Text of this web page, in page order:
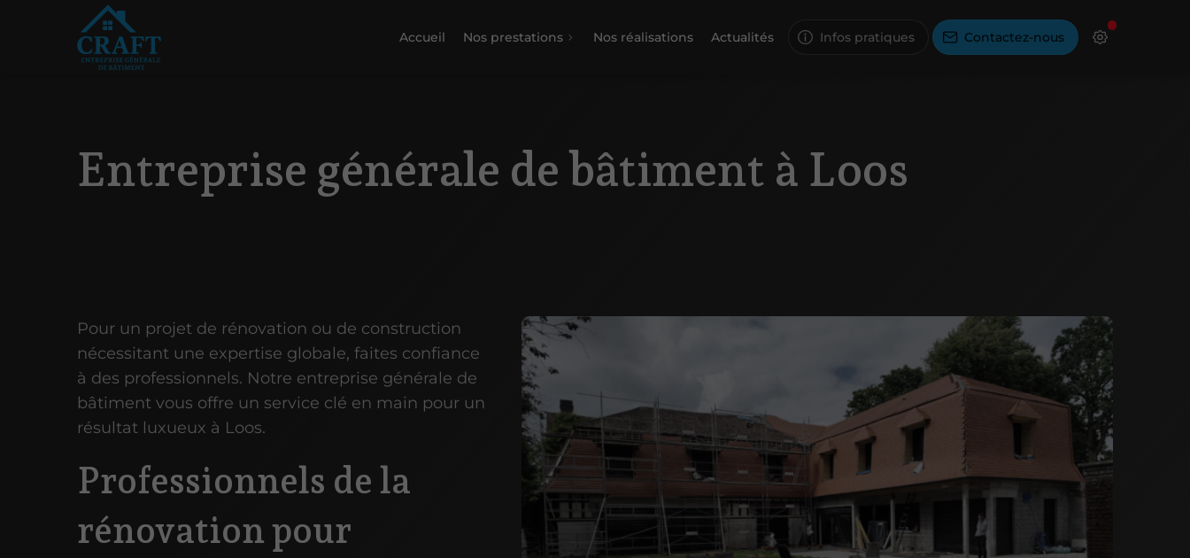
Accueil Nos prestations Nos réalisations Actualités Infos pratiques Contactez-nous
Entreprise générale de bâtiment à Loos
Pour un projet de rénovation ou de construction
nécessitant une expertise globale, faites confiance
à des professionnels. Notre entreprise générale de
bâtiment vous offre un service clé en main pour un
résultat luxueux à Loos.
Professionnels de la
rénovation pour